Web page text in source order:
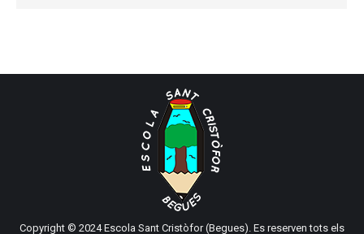
Copyright © 2024 Escola Sant Cristòfor (Begues). Es reserven tots els